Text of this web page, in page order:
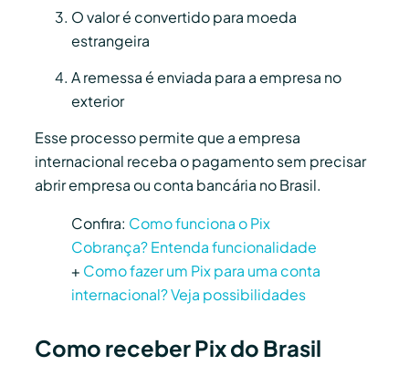
O valor é convertido para moeda
estrangeira
A remessa é enviada para a empresa no
exterior
Esse processo permite que a empresa
internacional receba o pagamento sem precisar
abrir empresa ou conta bancária no Brasil.
Confira: Como funciona o Pix
Cobrança? Entenda funcionalidade
+ Como fazer um Pix para uma conta
internacional? Veja possibilidades
Como receber Pix do Brasil